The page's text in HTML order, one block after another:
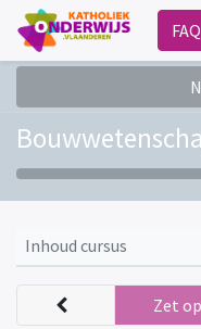
FAQ
Inhoud cursus
Zet